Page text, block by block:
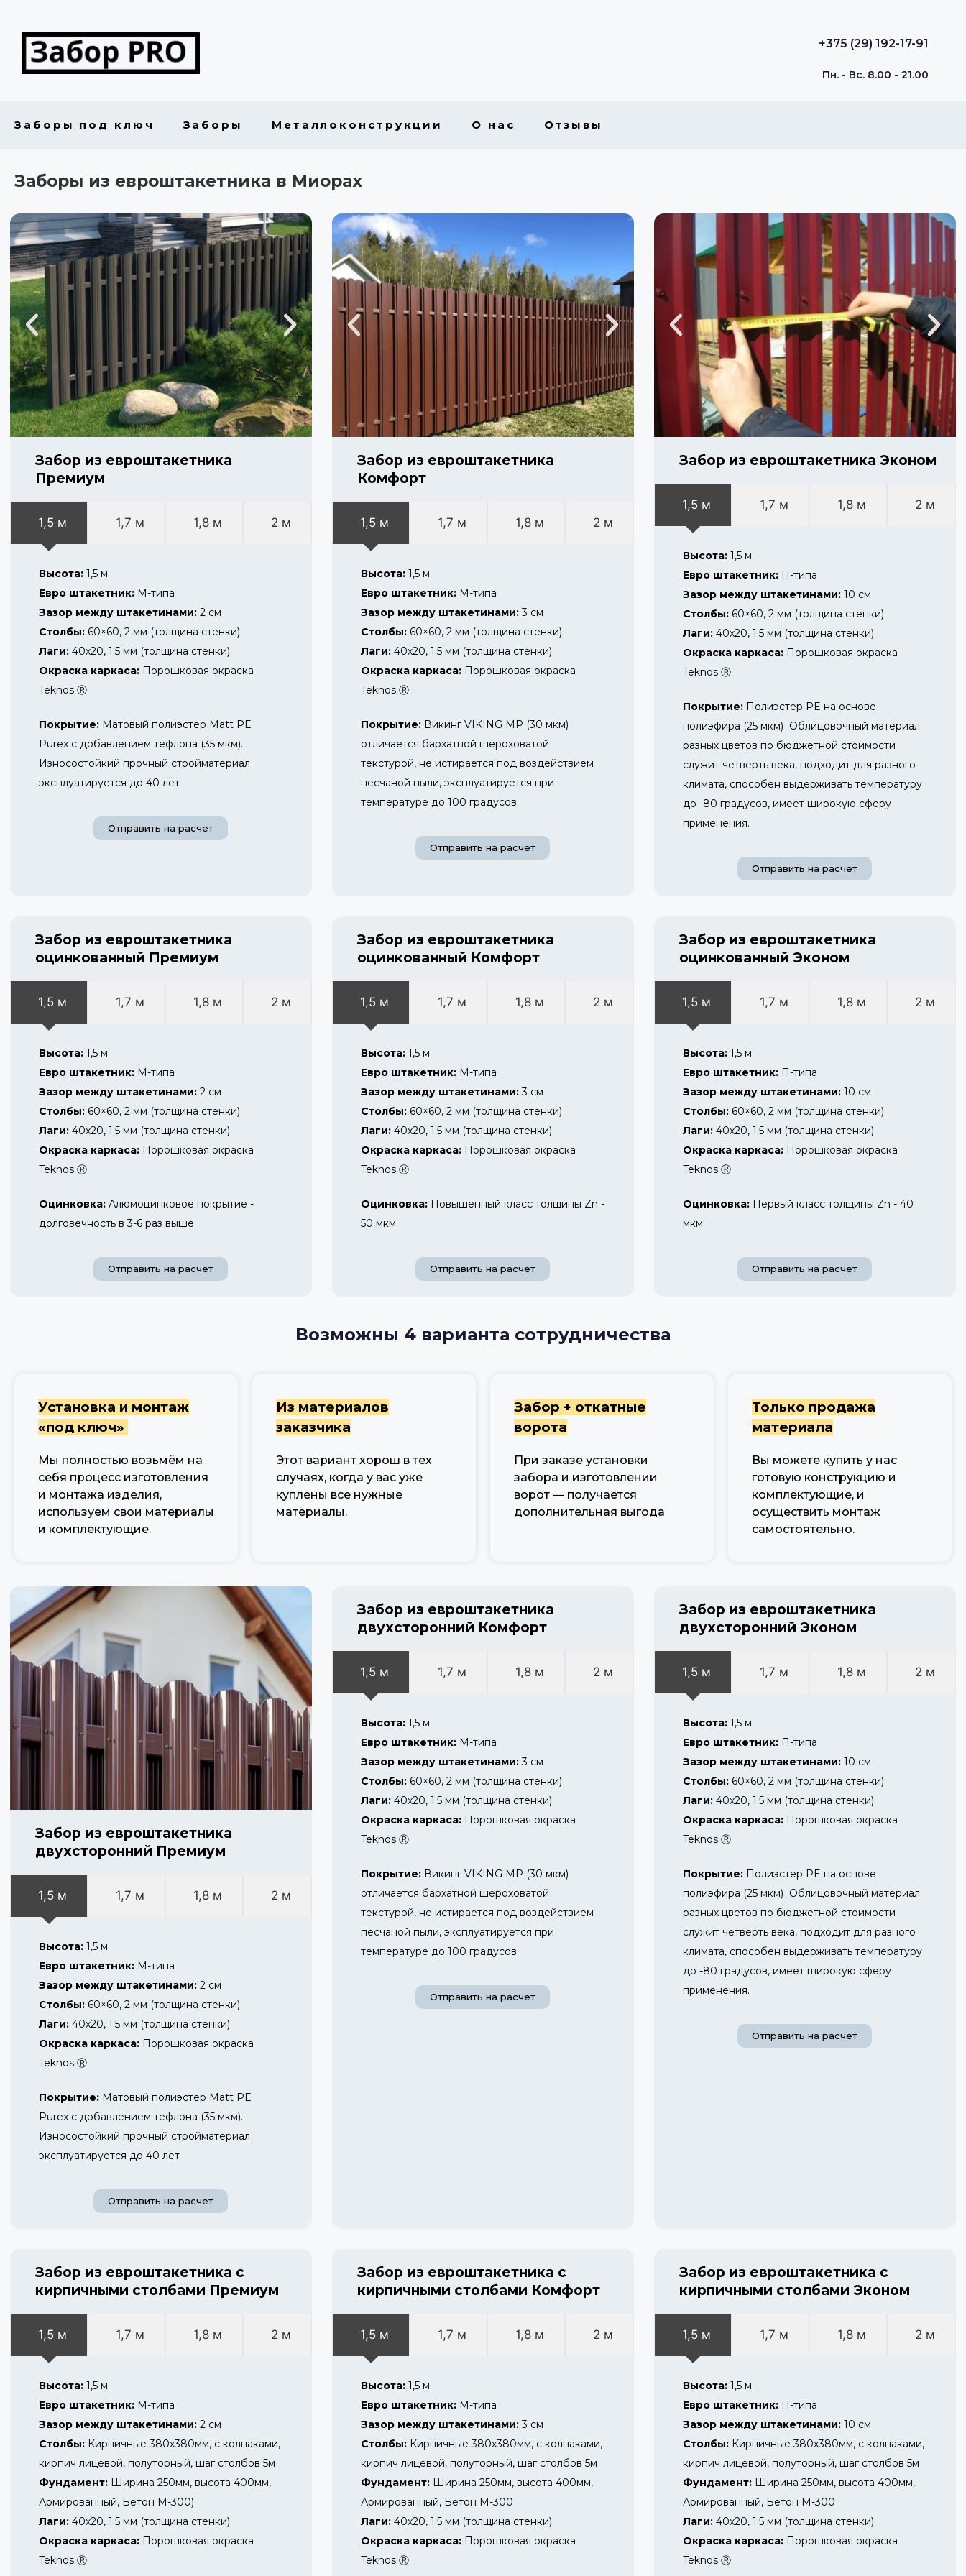
+375 (29) 192-17-91
Пн. - Вс. 8.00 - 21.00
Заборы под ключ Заборы Металлоконструкции О нас Отзывы
Заборы из евроштакетника в Миорах
Забор из евроштакетника
Премиум
1,5 м 1,7 м 1,8 м 2 м
Высота: 1,5 м
Евро штакетник: М-типа
Зазор между штакетинами: 2 см
Столбы: 60×60, 2 мм (толщина стенки)
Лаги: 40х20, 1.5 мм (толщина стенки)
Окраска каркаса: Порошковая окраска
Teknos Ⓡ
Покрытие: Матовый полиэстер Matt PE
Purex с добавлением тефлона (35 мкм).
Износостойкий прочный стройматериал
эксплуатируется до 40 лет
Отправить на расчет
Забор из евроштакетника
Комфорт
1,5 м 1,7 м 1,8 м 2 м
Высота:1,5 м
Евро штакетник:М-типа
Зазор между штакетинами:3 см
Столбы:60×60, 2 мм (толщина стенки)
Лаги:40х20, 1.5 мм (толщина стенки)
Окраска каркаса:Порошковая окраска
Teknos Ⓡ
Покрытие:Викинг VIKING MP (30 мкм)
отличается бархатной шероховатой
текстурой, не истирается под воздействием
песчаной пыли, эксплуатируется при
температуре до 100 градусов.
Отправить на расчет
Забор из евроштакетника Эконом
1,5 м 1,7 м 1,8 м 2 м
Высота:1,5 м
Евро штакетник:П-типа
Зазор между штакетинами:10 см
Столбы:60×60, 2 мм (толщина стенки)
Лаги:40х20, 1.5 мм (толщина стенки)
Окраска каркаса:Порошковая окраска
Teknos Ⓡ
Покрытие:Полиэстер PE на основе
полиэфира (25 мкм) Облицовочный материал
разных цветов по бюджетной стоимости
служит четверть века, подходит для разного
климата, способен выдерживать температуру
до -80 градусов, имеет широкую сферу
применения.
Отправить на расчет
Забор из евроштакетника
оцинкованный Премиум
1,5 м 1,7 м 1,8 м 2 м
Высота: 1,5 м
Евро штакетник: М-типа
Зазор между штакетинами: 2 см
Столбы: 60×60, 2 мм (толщина стенки)
Лаги: 40х20, 1.5 мм (толщина стенки)
Окраска каркаса: Порошковая окраска
Teknos Ⓡ
Оцинковка: Алюмоцинковое покрытие -
долговечность в 3-6 раз выше.
Отправить на расчет
Забор из евроштакетника
оцинкованный Комфорт
1,5 м 1,7 м 1,8 м 2 м
Высота:1,5 м
Евро штакетник:М-типа
Зазор между штакетинами:3 см
Столбы:60×60, 2 мм (толщина стенки)
Лаги:40х20, 1.5 мм (толщина стенки)
Окраска каркаса:Порошковая окраска
Teknos Ⓡ
Оцинковка:Повышенный класс толщины Zn -
50 мкм
Отправить на расчет
Забор из евроштакетника
оцинкованный Эконом
1,5 м 1,7 м 1,8 м 2 м
Высота:1,5 м
Евро штакетник:П-типа
Зазор между штакетинами:10 см
Столбы:60×60, 2 мм (толщина стенки)
Лаги:40х20, 1.5 мм (толщина стенки)
Окраска каркаса:Порошковая окраска
Teknos Ⓡ
Оцинковка:Первый класс толщины Zn - 40
мкм
Отправить на расчет
Возможны 4 варианта сотрудничества
Установка и монтаж
«под ключ»
Мы полностью возьмём на
себя процесс изготовления
и монтажа изделия,
используем свои материалы
и комплектующие.
Из материалов
заказчика
Этот вариант хорош в тех
случаях, когда у вас уже
куплены все нужные
материалы.
Забор + откатные
ворота
При заказе установки
забора и изготовлении
ворот — получается
дополнительная выгода
Только продажа
материала
Вы можете купить у нас
готовую конструкцию и
комплектующие, и
осуществить монтаж
самостоятельно.
Забор из евроштакетника
двухсторонний Премиум
1,5 м 1,7 м 1,8 м 2 м
Высота: 1,5 м
Евро штакетник: М-типа
Зазор между штакетинами: 2 см
Столбы: 60×60, 2 мм (толщина стенки)
Лаги: 40х20, 1.5 мм (толщина стенки)
Окраска каркаса: Порошковая окраска
Teknos Ⓡ
Покрытие: Матовый полиэстер Matt PE
Purex с добавлением тефлона (35 мкм).
Износостойкий прочный стройматериал
эксплуатируется до 40 лет
Отправить на расчет
Забор из евроштакетника
двухсторонний Комфорт
1,5 м 1,7 м 1,8 м 2 м
Высота:1,5 м
Евро штакетник:М-типа
Зазор между штакетинами:3 см
Столбы:60×60, 2 мм (толщина стенки)
Лаги:40х20, 1.5 мм (толщина стенки)
Окраска каркаса:Порошковая окраска
Teknos Ⓡ
Покрытие:Викинг VIKING MP (30 мкм)
отличается бархатной шероховатой
текстурой, не истирается под воздействием
песчаной пыли, эксплуатируется при
температуре до 100 градусов.
Отправить на расчет
Забор из евроштакетника
двухсторонний Эконом
1,5 м 1,7 м 1,8 м 2 м
Высота:1,5 м
Евро штакетник:П-типа
Зазор между штакетинами:10 см
Столбы:60×60, 2 мм (толщина стенки)
Лаги:40х20, 1.5 мм (толщина стенки)
Окраска каркаса:Порошковая окраска
Teknos Ⓡ
Покрытие:Полиэстер PE на основе
полиэфира (25 мкм) Облицовочный материал
разных цветов по бюджетной стоимости
служит четверть века, подходит для разного
климата, способен выдерживать температуру
до -80 градусов, имеет широкую сферу
применения.
Отправить на расчет
Забор из евроштакетника с
кирпичными столбами Премиум
1,5 м 1,7 м 1,8 м 2 м
Высота: 1,5 м
Евро штакетник: М-типа
Зазор между штакетинами: 2 см
Столбы: Кирпичные 380х380мм, с колпаками,
кирпич лицевой, полуторный, шаг столбов 5м
Фундамент: Ширина 250мм, высота 400мм,
Армированный, Бетон М-300)
Лаги: 40х20, 1.5 мм (толщина стенки)
Окраска каркаса: Порошковая окраска
Teknos Ⓡ
Забор из евроштакетника с
кирпичными столбами Комфорт
1,5 м 1,7 м 1,8 м 2 м
Высота:1,5 м
Евро штакетник:М-типа
Зазор между штакетинами:3 см
Столбы:Кирпичные 380х380мм, с колпаками,
кирпич лицевой, полуторный, шаг столбов 5м
Фундамент: Ширина 250мм, высота 400мм,
Армированный, Бетон М-300
Лаги:40х20, 1.5 мм (толщина стенки)
Окраска каркаса:Порошковая окраска
Teknos Ⓡ
Забор из евроштакетника с
кирпичными столбами Эконом
1,5 м 1,7 м 1,8 м 2 м
Высота:1,5 м
Евро штакетник:П-типа
Зазор между штакетинами:10 см
Столбы:Кирпичные 380х380мм, с колпаками,
кирпич лицевой, полуторный, шаг столбов 5м
Фундамент: Ширина 250мм, высота 400мм,
Армированный, Бетон М-300
Лаги:40х20, 1.5 мм (толщина стенки)
Окраска каркаса:Порошковая окраска
Teknos Ⓡ